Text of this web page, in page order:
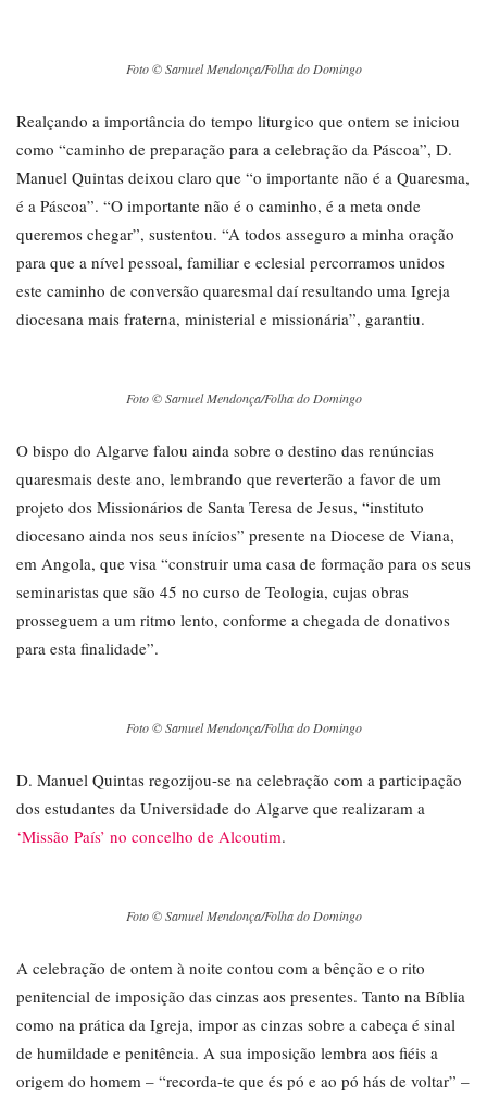
Foto © Samuel Mendonça/Folha do Domingo
Realçando a importância do tempo liturgico que ontem se iniciou
como “caminho de preparação para a celebração da Páscoa”, D.
Manuel Quintas deixou claro que “o importante não é a Quaresma,
é a Páscoa”. “O importante não é o caminho, é a meta onde
queremos chegar”, sustentou. “A todos asseguro a minha oração
para que a nível pessoal, familiar e eclesial percorramos unidos
este caminho de conversão quaresmal daí resultando uma Igreja
diocesana mais fraterna, ministerial e missionária”, garantiu.
Foto © Samuel Mendonça/Folha do Domingo
O bispo do Algarve falou ainda sobre o destino das renúncias
quaresmais deste ano, lembrando que reverterão a favor de um
projeto dos Missionários de Santa Teresa de Jesus, “instituto
diocesano ainda nos seus inícios” presente na Diocese de Viana,
em Angola, que visa “construir uma casa de formação para os seus
seminaristas que são 45 no curso de Teologia, cujas obras
prosseguem a um ritmo lento, conforme a chegada de donativos
para esta finalidade”.
Foto © Samuel Mendonça/Folha do Domingo
D. Manuel Quintas regozijou-se na celebração com a participação
dos estudantes da Universidade do Algarve que realizaram a
‘Missão País’ no concelho de Alcoutim.
Foto © Samuel Mendonça/Folha do Domingo
A celebração de ontem à noite contou com a bênção e o rito
penitencial de imposição das cinzas aos presentes. Tanto na Bíblia
como na prática da Igreja, impor as cinzas sobre a cabeça é sinal
de humildade e penitência. A sua imposição lembra aos fiéis a
origem do homem – “recorda-te que és pó e ao pó hás de voltar” –